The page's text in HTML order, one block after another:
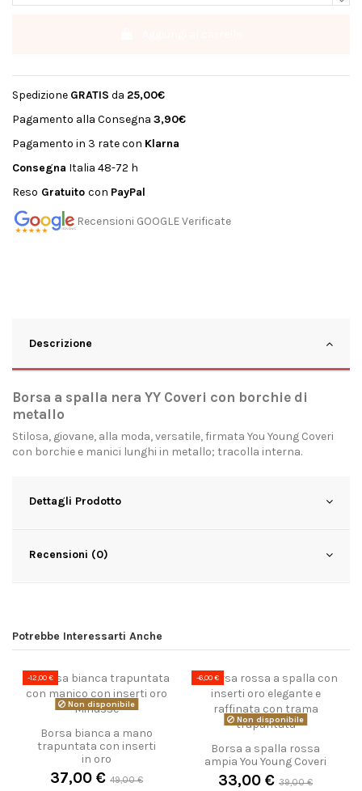
Spedizione GRATIS da 25,00€
Pagamento alla Consegna 3,90€
Pagamento in 3 rate con Klarna
Consegna Italia 48-72 h
Reso Gratuito con PayPal
Recensioni GOOGLE Verificate
Descrizione
Borsa a spalla nera YY Coveri con borchie di
metallo
Stilosa, giovane, alla moda, versatile, firmata You Young Coveri
con borchie e manici lunghi in metallo; tracolla interna.
Dettagli Prodotto
Recensioni (0)
Potrebbe Interessarti Anche
-12,00 €
Non disponibile
Borsa bianca a mano
trapuntata con inserti
in oro
37,00 € 49,00 €
-6,00 €
Non disponibile
Borsa a spalla rossa
ampia You Young Coveri
33,00 € 39,00 €